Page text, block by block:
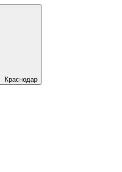
Краснодар